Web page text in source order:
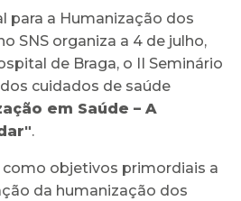
para a Humanização dos
SNS organiza a 4 de julho,
de Braga, o II Seminário
cuidados de saúde
em Saúde – A
.
objetivos primordiais a
da humanização dos